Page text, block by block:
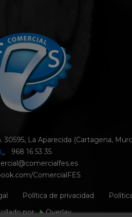
30595, La Aparecida (Cartagena,
968 16 53 35
ComercialFES
Política de privacidad
por
Overlay